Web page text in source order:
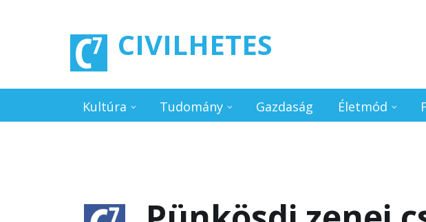
CIVILHETES
Kultúra Tudomány Gazdaság Életmód